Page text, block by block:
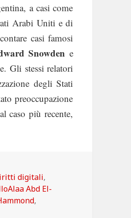
a casi come
Arabi Uniti e di
casi famosi
Snowden e
Gli stessi relatori
degli Stati
preoccupazione
caso più recente,
dei diritti digitali in tutto il
digitali,
Abd El-
,